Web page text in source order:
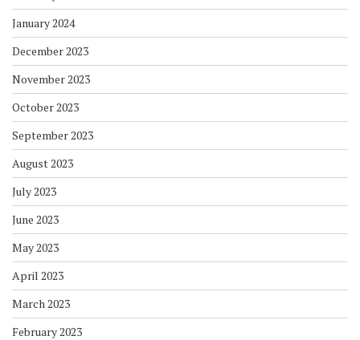
January 2024
December 2023
November 2023
October 2023
September 2023
August 2023
July 2023
June 2023
May 2023
April 2023
March 2023
February 2023